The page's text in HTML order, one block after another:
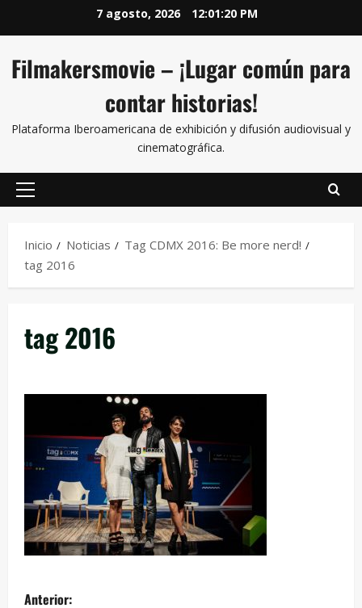
7 agosto, 2026 12:01:20 PM
Filmakersmovie – ¡Lugar común para
contar historias!
Plataforma Iberoamericana de exhibición y difusión audiovisual y
cinematográfica.
Inicio Noticias
Tag CDMX 2016: Be more nerd!
tag 2016
tag 2016
Anterior: